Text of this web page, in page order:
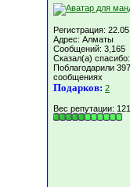
Регистрация:
Адрес: Алматы
Сообщений: 3,165
Сказал(а)
Поблагодарили
сообщениях
Подарков: 2
Вес репутации: 121